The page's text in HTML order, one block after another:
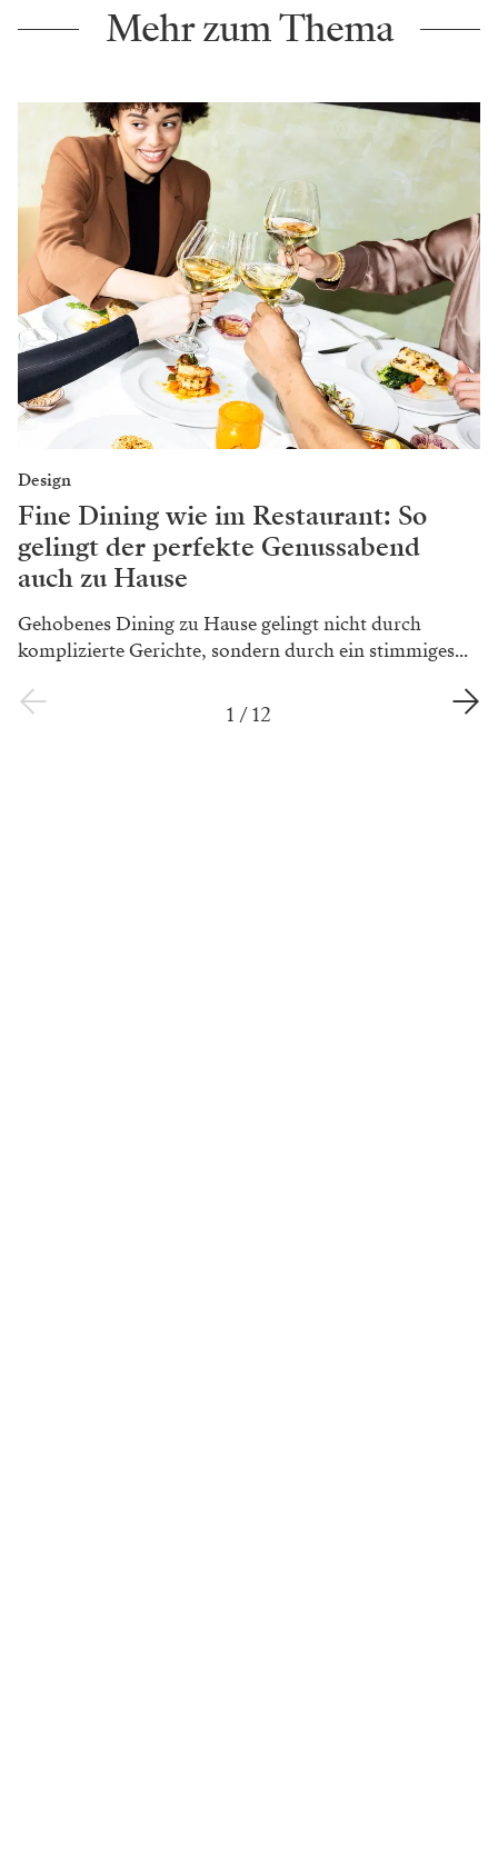
Mehr zum Thema
Design
Fine Dining wie im Restaurant: So
gelingt der perfekte Genussabend
auch zu Hause
Gehobenes Dining zu Hause gelingt nicht durch
komplizierte Gerichte, sondern durch ein stimmiges...
1 /12